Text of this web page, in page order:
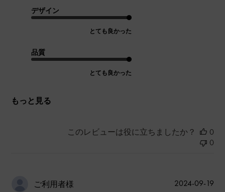
デザイン
とても良かった
品質
とても良かった
もっと見る
このレビューは役に立ちましたか？
0
0
ご利用者様
公
2024-09-19